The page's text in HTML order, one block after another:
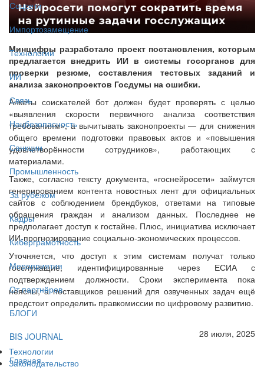
Соцсети
Импортозамещение
Технологии
ИИ
Связь
Нацбезопасность
Санкции
Промышленность
За рубежом
Кадры
Киберграмотность
Мероприятия
От партнёров
БЛОГИ
BIS JOURNAL
Главная
Минцифры разработало проект постановления, которым
предлагается внедрить ИИ в системы госорганов для
проверки резюме, составления тестовых заданий и
анализа законопроектов Госдумы на ошибки.
Анкеты соискателей бот должен будет проверять с целью
«выявления скорости первичного анализа соответствия
требованиям», а вычитывать законопроекты — для снижения
общего времени подготовки правовых актов и «повышения
удовлетворённости сотрудников», работающих с
материалами.
Также, согласно тексту документа, «госнейросети» займутся
генерированием контента новостных лент для официальных
сайтов с соблюдением брендбуков, ответами на типовые
обращения граждан и анализом данных. Последнее не
предполагает доступ к гостайне. Плюс, инициатива исключает
ИИ-прогнозирование социально-экономических процессов.
Уточняется, что доступ к этим системам получат только
госслужащие, идентифицированные через ЕСИА с
подтверждением должности. Сроки эксперимента пока
неясны, а поставщиков решений для озвученных задач ещё
предстоит определить правкомиссии по цифровому развитию.
28 июля, 2025
Технологии
Законодательство